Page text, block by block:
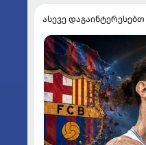
ასევე დაგაინტერესებთ